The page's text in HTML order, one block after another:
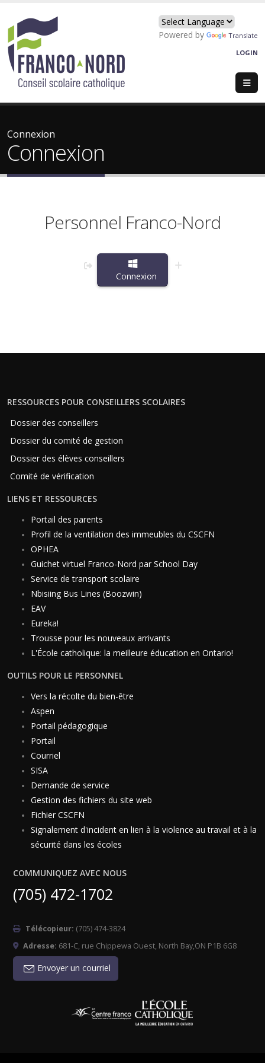
Powered by
Translate
LOGIN
Connexion
Connexion
Personnel Franco-Nord
Connexion
RESSOURCES POUR CONSEILLERS SCOLAIRES
Dossier des conseillers
Dossier du comité de gestion
Dossier des élèves conseillers
Comité de vérification
LIENS ET RESSOURCES
Portail des parents
Profil de la ventilation des immeubles du CSCFN
OPHEA
Guichet virtuel Franco-Nord par School Day
Service de transport scolaire
Nbisiing Bus Lines (Boozwin)
EAV
Eureka!
Trousse pour les nouveaux arrivants
L'École catholique: la meilleure éducation en Ontario!
OUTILS POUR LE PERSONNEL
Vers la récolte du bien-être
Aspen
Portail pédagogique
Portail
Courriel
SISA
Demande de service
Gestion des fichiers du site web
Fichier CSCFN
Signalement d'incident en lien à la violence au travail et à la
sécurité dans les écoles
COMMUNIQUEZ AVEC NOUS
(705) 472-1702
Télécopieur: (705) 474-3824
Adresse: 681-C, rue Chippewa Ouest, North Bay,ON P1B 6G8
Envoyer un courriel